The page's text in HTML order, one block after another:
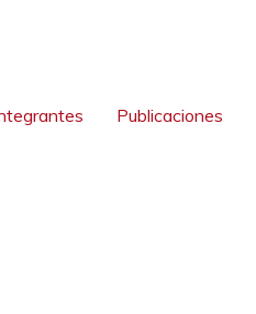
Publicaciones